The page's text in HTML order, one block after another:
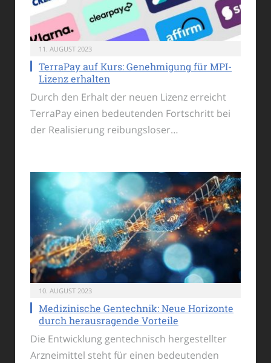
11. AUGUST 2023
TerraPay auf Kurs: Genehmigung für MPI-
Lizenz erhalten
Durch den Erhalt der neuen Lizenz erreicht
TerraPay einen bedeutenden Fortschritt bei
der Realisierung reibungsloser…
10. AUGUST 2023
Medizinische Gentechnik: Neue Horizonte
durch herausragende Vorteile
Die Entwicklung gentechnisch hergestellter
Arzneimittel steht für einen bedeutenden